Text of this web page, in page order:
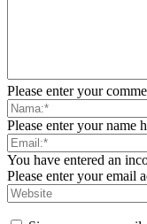
Please enter your
Please enter your name
You have entered an
Please enter your email